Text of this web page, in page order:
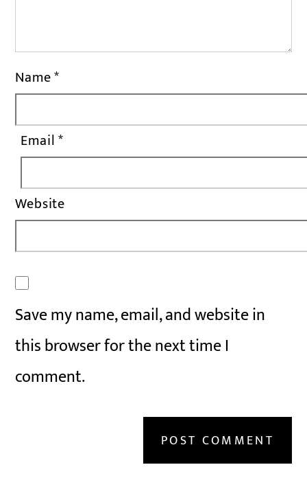
Name*
Email*
Website
Save my name, email, and website in
this browser for the next time I
comment.